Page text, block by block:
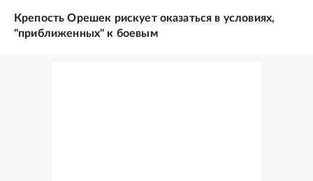
Крепость Орешек рискует оказаться в условиях,
"приближенных" к боевым